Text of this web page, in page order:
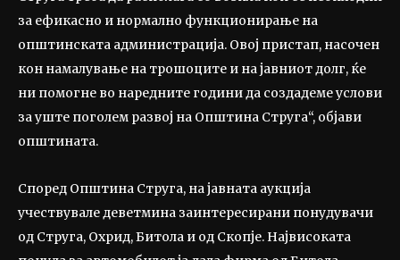
за ефикасно и нормално функционирање на
општинската администрација. Овој пристап, насочен
кон намалување на трошоците и на јавниот долг, ќе
ни помогне во наредните години да создадеме услови
за уште поголем развој на Општина Струга“, објави
општината.
Според Општина Струга, на јавната аукција
учествувале деветмина заинтересирани понудувачи
од Струга, Охрид, Битола и од Скопје. Највисоката